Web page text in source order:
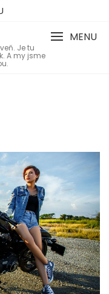
Je tu
A my jsme
MENU